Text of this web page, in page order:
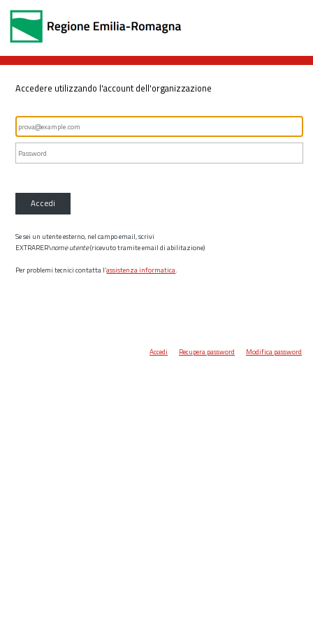
Accedere utilizzando l'account dell'organizzazione
Accedi
Se sei un utente esterno, nel campo email, scrivi
EXTRARER\nome utente(ricevuto tramite email di abilitazione)
Per problemi tecnici contatta l’assistenza informatica.
Accedi Recupera password Modifica password